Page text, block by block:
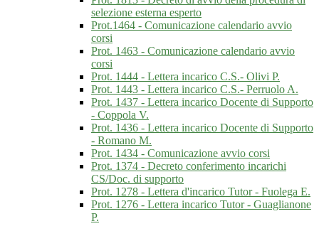
selezione esterna esperto
Prot.1464 - Comunicazione calendario avvio
corsi
Prot. 1463 - Comunicazione calendario avvio
corsi
Prot. 1444 - Lettera incarico C.S.- Olivi P.
Prot. 1443 - Lettera incarico C.S.- Perruolo A.
Prot. 1437 - Lettera incarico Docente di Supporto
- Coppola V.
Prot. 1436 - Lettera incarico Docente di Supporto
- Romano M.
Prot. 1434 - Comunicazione avvio corsi
Prot. 1374 - Decreto conferimento incarichi
CS/Doc. di supporto
Prot. 1278 - Lettera d'incarico Tutor - Fuolega E.
Prot. 1276 - Lettera incarico Tutor - Guaglianone
P.